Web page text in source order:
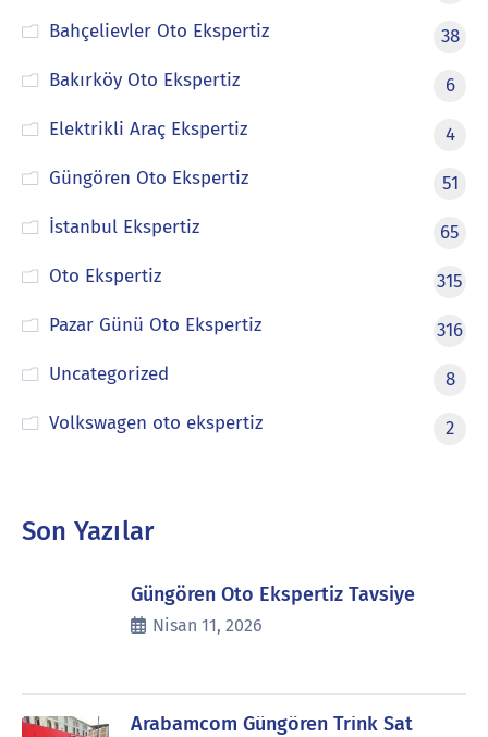
Bahçelievler Oto Ekspertiz
38
Bakırköy Oto Ekspertiz
6
Elektrikli Araç Ekspertiz
4
Güngören Oto Ekspertiz
51
İstanbul Ekspertiz
65
Oto Ekspertiz
315
Pazar Günü Oto Ekspertiz
316
Uncategorized
8
Volkswagen oto ekspertiz
2
Son Yazılar
Güngören Oto Ekspertiz Tavsiye
Nisan 11, 2026
Arabamcom Güngören Trink Sat